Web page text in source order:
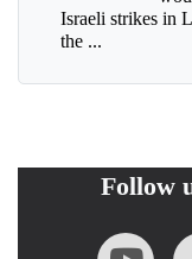
Israeli strikes in
the ...
Follow